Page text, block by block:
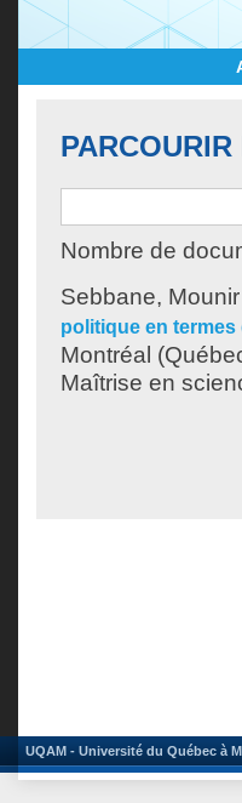
Nombre de
Sebbane, Mounir
politique en
Montréal
Maîtrise en
UQAM - Université du Québec à